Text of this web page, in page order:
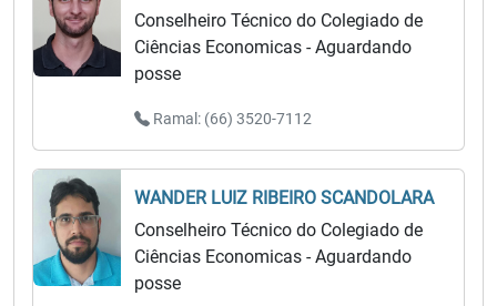
Conselheiro Técnico do Colegiado de
Ciências Economicas - Aguardando
posse
Ramal: (66) 3520-7112
WANDER LUIZ RIBEIRO SCANDOLARA
Conselheiro Técnico do Colegiado de
Ciências Economicas - Aguardando
posse